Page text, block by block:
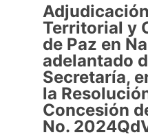
Territorial y
de Paz en
adelantado
Secretaría,
la
Concesión
No.